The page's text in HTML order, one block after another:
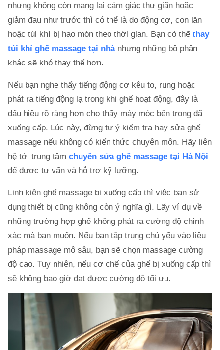
nhưng không còn mang lại cảm giác thư giãn hoặc
giảm đau như trước thì có thể là do động cơ, con lăn
hoặc túi khí bị hao mòn theo thời gian. Bạn có thể thay
túi khí ghế massage tại nhànhưng những bộ phận
khác sẽ khó thay thế hơn.
Nếu bạn nghe thấy tiếng động cơ kêu to, rung hoặc
phát ra tiếng động lạ trong khi ghế hoạt động, đây là
dấu hiệu rõ ràng hơn cho thấy máy móc bên trong đã
xuống cấp. Lúc này, đừng tự ý kiểm tra hay sửa ghế
massage nếu không có kiến thức chuyên môn. Hãy liên
hệ tới trung tâm chuyên sửa ghế massage tại Hà Nội
để được tư vấn và hỗ trợ kỹ lưỡng.
Linh kiện ghế massage bị xuống cấp thì việc bạn sử
dụng thiết bị cũng không còn ý nghĩa gì. Lấy ví dụ về
những trường hợp ghế không phát ra cường độ chính
xác mà bạn muốn. Nếu bạn tập trung chủ yếu vào liệu
pháp massage mô sâu, bạn sẽ chọn massage cường
độ cao. Tuy nhiên, nếu cơ chế của ghế bị xuống cấp thì
sẽ không bao giờ đạt được cường độ tối ưu.